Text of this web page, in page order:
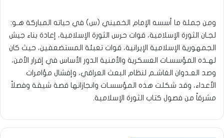
ومن جملة ما أسسه الإمام الخميني (س) في حياته المباركة هـو:
لجـان الثورة الإسلامية، قوات حرس الثورة الإسلامية، إعادة بناء جيش
الجمهورية الإسلامية الإيرانية، قوات تعبئة المستضعفين، حيث كان
لهـذه المؤسسـات العسكرية والأمنية الدور الأساس في إقرار الأمن،
وصد العـدوان الغاشـم لنظام البعث العراقي، وإفشال مؤامرات
الأعداء، وقد شكلت هذه المؤسسـات وانجازاتها قصة شيقة وفصلاً
مشرقاً من فصول كتاب الثورة الإسلامية.